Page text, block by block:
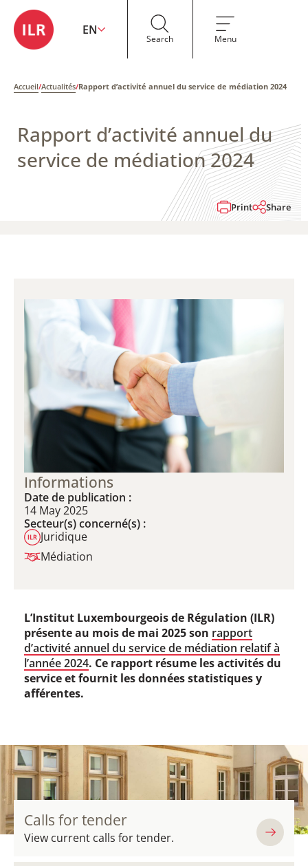
EN
Search Menu
Accueil/Actualités/Rapport d’activité annuel du service de médiation 2024
Rapport d’activité annuel du
service de médiation 2024
Print Share
Informations
Date de publication :
14 May 2025
Secteur(s) concerné(s) :
Juridique
Médiation
L’Institut Luxembourgeois de Régulation (ILR)
présente au mois de mai 2025 son rapport
d’activité annuel du service de médiation relatif à
l’année 2024. Ce rapport résume les activités du
service et fournit les données statistiques y
afférentes.
Calls for tender
View current calls for tender.